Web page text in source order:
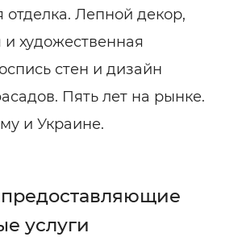
Лепной декор,
художественная
стен и дизайн
Пять лет на рынке.
и Украине.
услуги